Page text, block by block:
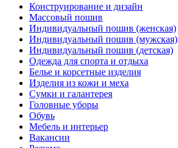
Конструирование и дизайн
Массовый пошив
Индивидуальный пошив (женская)
Индивидуальный пошив (мужская)
Индивидуальный пошив (детская)
Одежда для спорта и отдыха
Белье и корсетные изделия
Изделия из кожи и меха
Сумки и галантерея
Головные уборы
Обувь
Мебель и интерьер
Вакансии